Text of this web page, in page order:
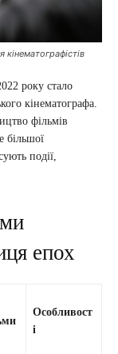
кінематографістів
року стало
кінематографа.
фільмів
більшої
події,
епох
Особливост
і